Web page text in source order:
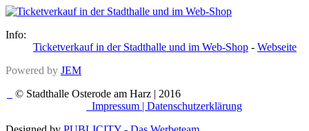
Info:
Ticketverkauf in der Stadthalle und im Web-Shop - Webseite
Powered by JEM
© Stadthalle Osterode am Harz | 2016
Impressum | Datenschutzerklärung